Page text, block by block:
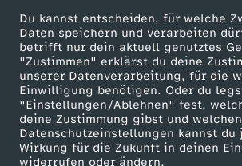
Du kannst entscheiden, für welche
Daten speichern und verarbeiten
betrifft nur dein aktuell genutztes
"Zustimmen" erklärst du deine
unserer Datenverarbeitung, für die
Einwilligung benötigen. Oder du
"Einstellungen/Ablehnen" fest,
deine Zustimmung gibst und
Datenschutzeinstellungen kannst
Wirkung für die Zukunft in deinen
widerrufen oder ändern.
e
r
t
ZDF goes Schule
Werbefernsehen
Mainzelmännchen